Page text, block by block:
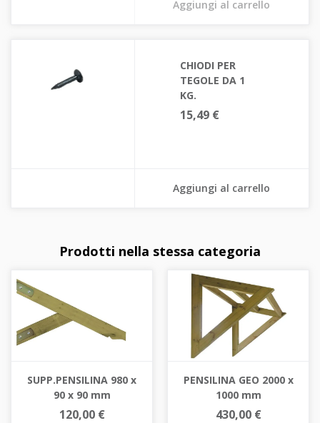
Aggiungi al carrello
CHIODI PER
TEGOLE DA 1
KG.
15,49 €
Aggiungi al carrello
Prodotti nella stessa categoria
SUPP.PENSILINA 980 x
90 x 90 mm
120,00 €
PENSILINA GEO 2000 x
1000 mm
430,00 €